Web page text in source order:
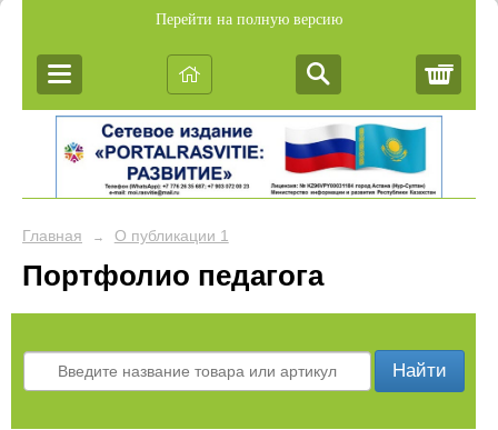
Перейти на полную версию
Главная → О публикации 1
Портфолио педагога
Найти